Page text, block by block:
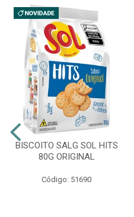
BISCOITO SALG SOL HITS
80G ORIGINAL
Código: 51690